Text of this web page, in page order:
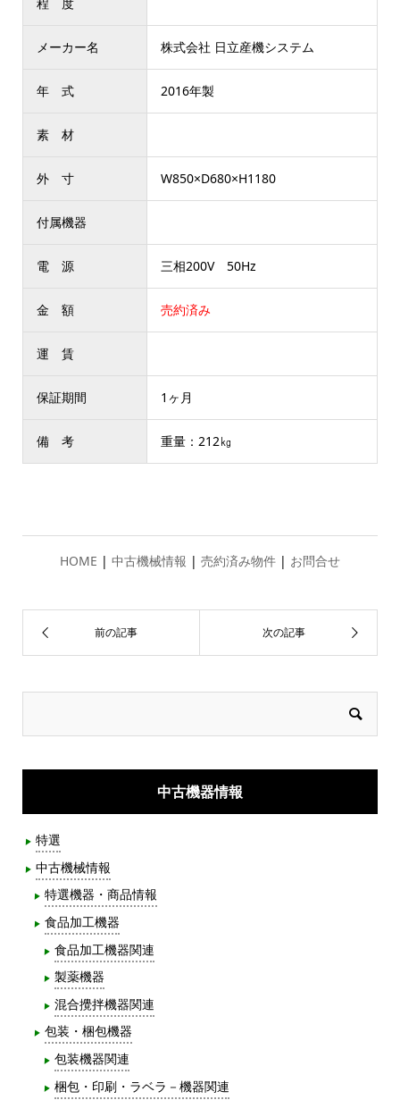
メーカー名 株式会社 日立産機システム
年 式 2016年製
素 材
外 寸 W850×D680×H1180
付属機器
電 源 三相200V 50Hz
金 額 売約済み
運 賃
保証期間 1ヶ月
備 考 重量：212㎏
HOME | 中古機械情報 | 売約済み物件 | お問合せ
中古機器情報
特選
中古機械情報
特選機器・商品情報
食品加工機器
食品加工機器関連
製薬機器
混合攪拌機器関連
包装・梱包機器
包装機器関連
梱包・印刷・ラベラ－機器関連